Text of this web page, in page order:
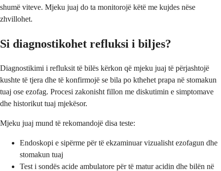
shumë viteve. Mjeku juaj do ta monitorojë këtë me kujdes nëse
zhvillohet.
Si diagnostikohet refluksi i biljes?
Diagnostikimi i refluksit të bilës kërkon që mjeku juaj të përjashtojë
kushte të tjera dhe të konfirmojë se bila po kthehet prapa në stomakun
tuaj ose ezofag. Procesi zakonisht fillon me diskutimin e simptomave
dhe historikut tuaj mjekësor.
Mjeku juaj mund të rekomandojë disa teste:
Endoskopi e sipërme për të ekzaminuar vizualisht ezofagun dhe
stomakun tuaj
Test i sondës acide ambulatore për të matur acidin dhe bilën në